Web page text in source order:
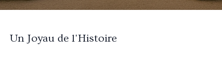
Un Joyau de l'Histoire